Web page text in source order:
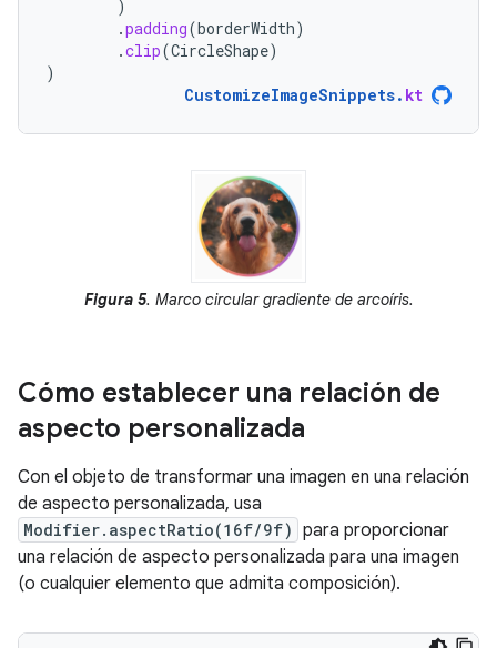
)
.padding(borderWidth)
.clip(CircleShape)
)
CustomizeImageSnippets. kt
Figura 5. Marco circular gradiente de arcoíris.
Cómo establecer una relación de
aspecto personalizada
Con el objeto de transformar una imagen en una relación
de aspecto personalizada, usa
Modifier.aspectRatio(16f/9f) para proporcionar
una relación de aspecto personalizada para una imagen
(o cualquier elemento que admita composición).